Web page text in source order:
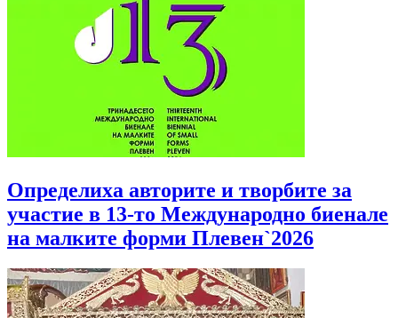
Определиха авторите и творбите за
участие в 13-то Международно биенале
на малките форми Плевен`2026